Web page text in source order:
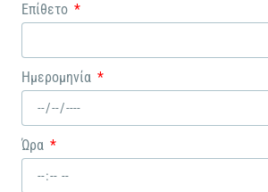
Επίθετο
Ημερομηνία
Ώρα